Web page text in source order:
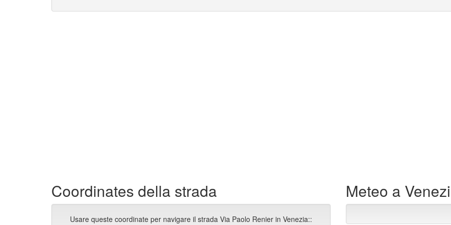
Coordinates della strada
Usare queste coordinate per navigare il strada Via Paolo Renier in Venezia::
Meteo a